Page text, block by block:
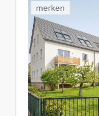
merken